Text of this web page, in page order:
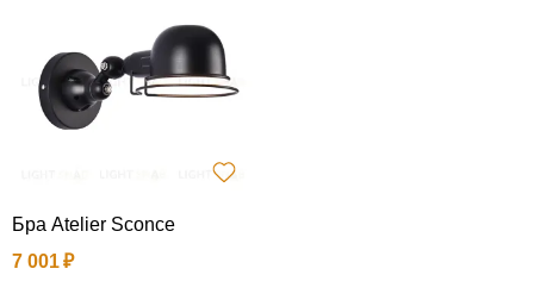
Бра Atelier Sconce
7 001